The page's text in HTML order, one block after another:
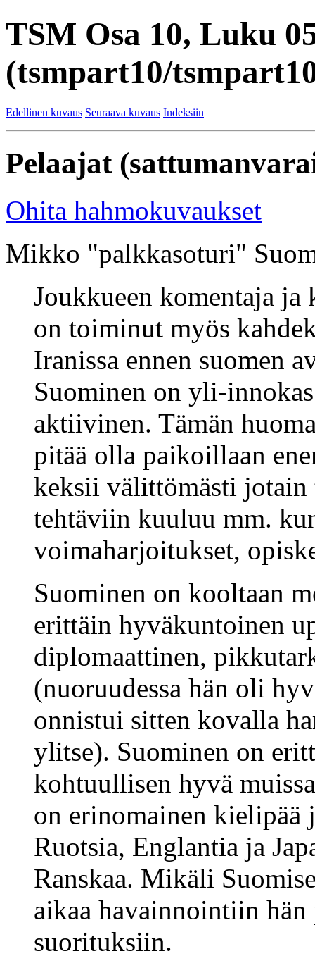
TSM Osa 10, Luku
(tsmpart10/
Edellinen kuvaus Seuraava kuvaus Indeksiin
Pelaajat
Ohita hahmokuvaukset
Mikko "palkkasoturi"
Joukkueen komentaja
on toiminut myös
Iranissa ennen suomen
Suominen on yli-
aktiivinen. Tämän
pitää olla paikoillaan
keksii välittömästi
tehtäviin kuuluu mm.
voimaharjoitukset,
Suominen on kooltaan
erittäin hyväkuntoinen
diplomaattinen,
(nuoruudessa hän oli
onnistui sitten kovalla
ylitse). Suominen on
kohtuullisen hyvä
on erinomainen kielipää
Ruotsia, Englantia ja
Ranskaa. Mikäli
aikaa havainnointiin
suorituksiin.